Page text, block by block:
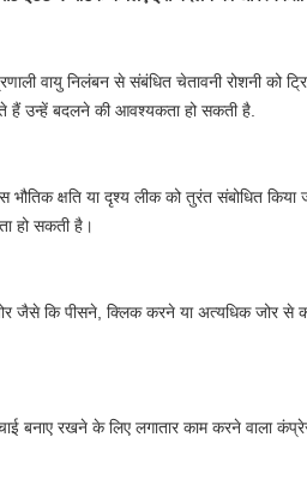
वायु निलंबन से संबंधित चेतावनी रोशनी को
हैं उन्हें बदलने की आवश्यकता हो सकती है.
क्षति या दृश्य लीक को तुरंत संबोधित किया
हो सकती है।
जैसे कि पीसने, क्लिक करने या अत्यधिक जोर
बनाए रखने के लिए लगातार काम करने वाला